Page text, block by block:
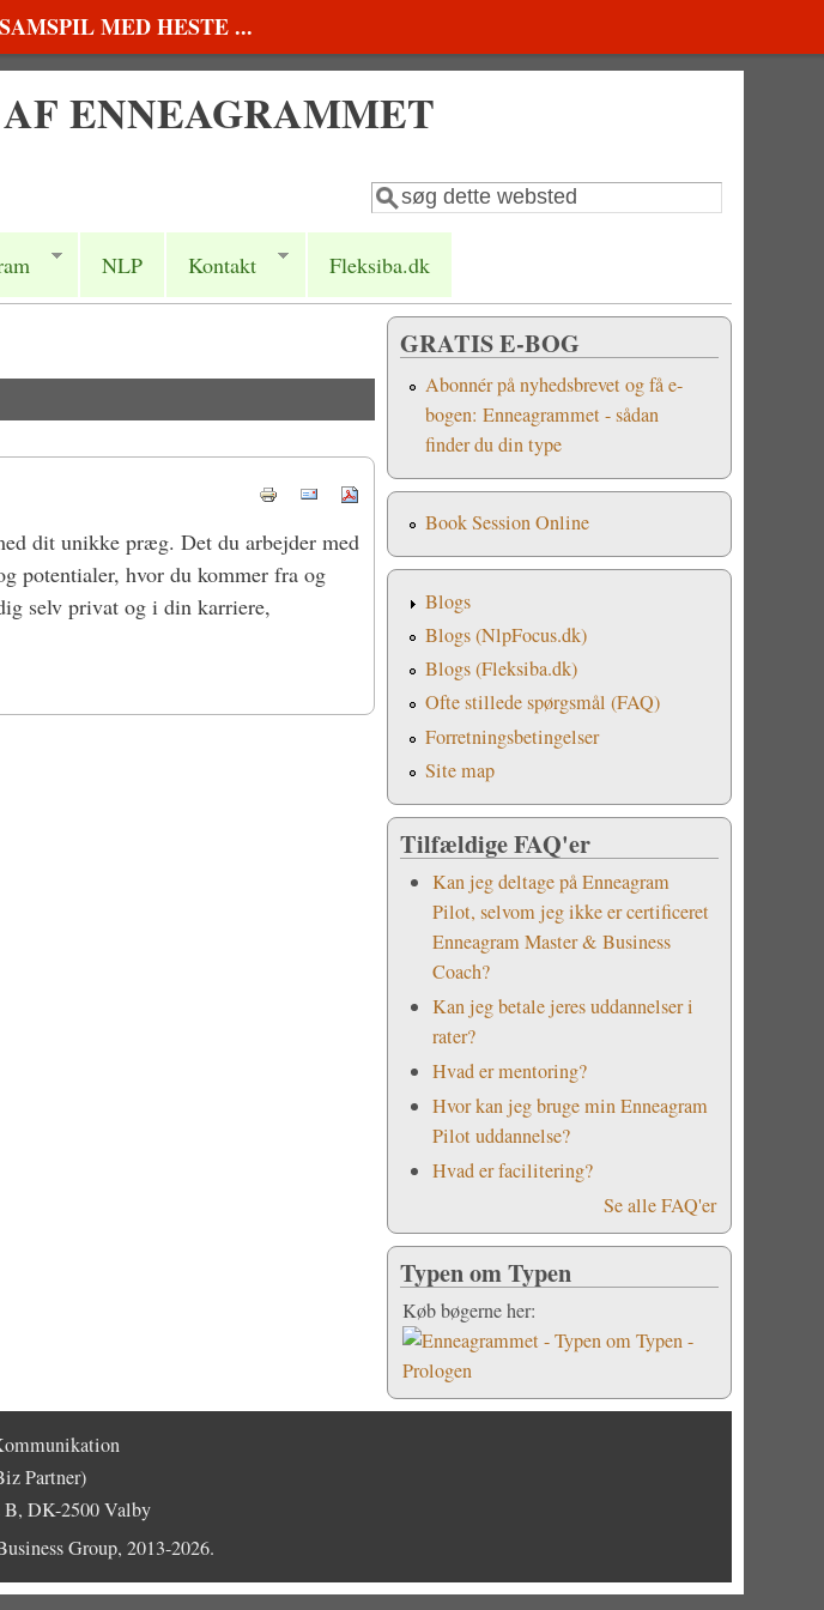
MED HESTE ...
ENNEAGRAMMET
Søgefelt
Søg
NLP Kontakt Fleksiba.dk
dit unikke præg. Det du arbejder med
potentialer, hvor du kommer fra og
selv privat og i din karriere,
GRATIS E-BOG
Abonnér på nyhedsbrevet og få e-
bogen: Enneagrammet - sådan
finder du din type
Book Session Online
Blogs
Blogs (NlpFocus.dk)
Blogs (Fleksiba.dk)
Ofte stillede spørgsmål (FAQ)
Forretningsbetingelser
Site map
Tilfældige FAQ'er
Kan jeg deltage på Enneagram
Pilot, selvom jeg ikke er certificeret
Enneagram Master & Business
Coach?
Kan jeg betale jeres uddannelser i
rater?
Hvad er mentoring?
Hvor kan jeg bruge min Enneagram
Pilot uddannelse?
Hvad er facilitering?
Se alle FAQ'er
Typen om Typen
Køb bøgerne her:
Partner)
B, DK-2500 Valby
Group, 2013-2026.